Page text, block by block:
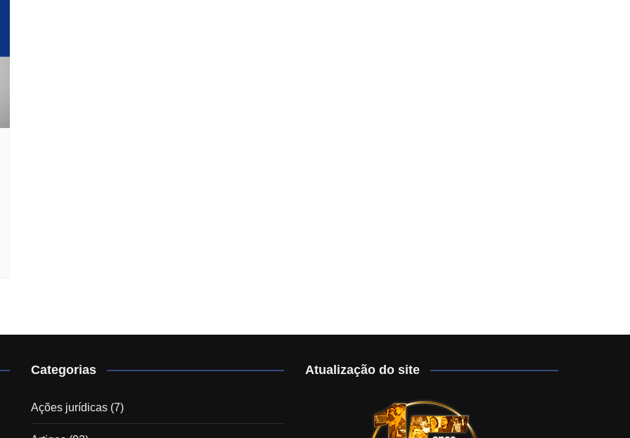
Categorias
Ações jurídicas (7)
Atualização do site